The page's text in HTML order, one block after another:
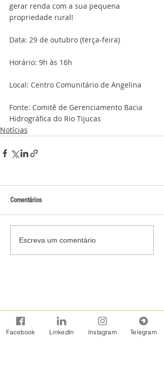
gerar renda com a sua pequena
propriedade rural!
Data: 29 de outubro (terça-feira)
Horário: 9h às 16h
Local: Centro Comunitário de Angelina
Fonte: Comitê de Gerenciamento Bacia
Hidrográfica do Rio Tijucas
Notícias
Comentários
Escreva um comentário
Facebook LinkedIn Instagram Telegram